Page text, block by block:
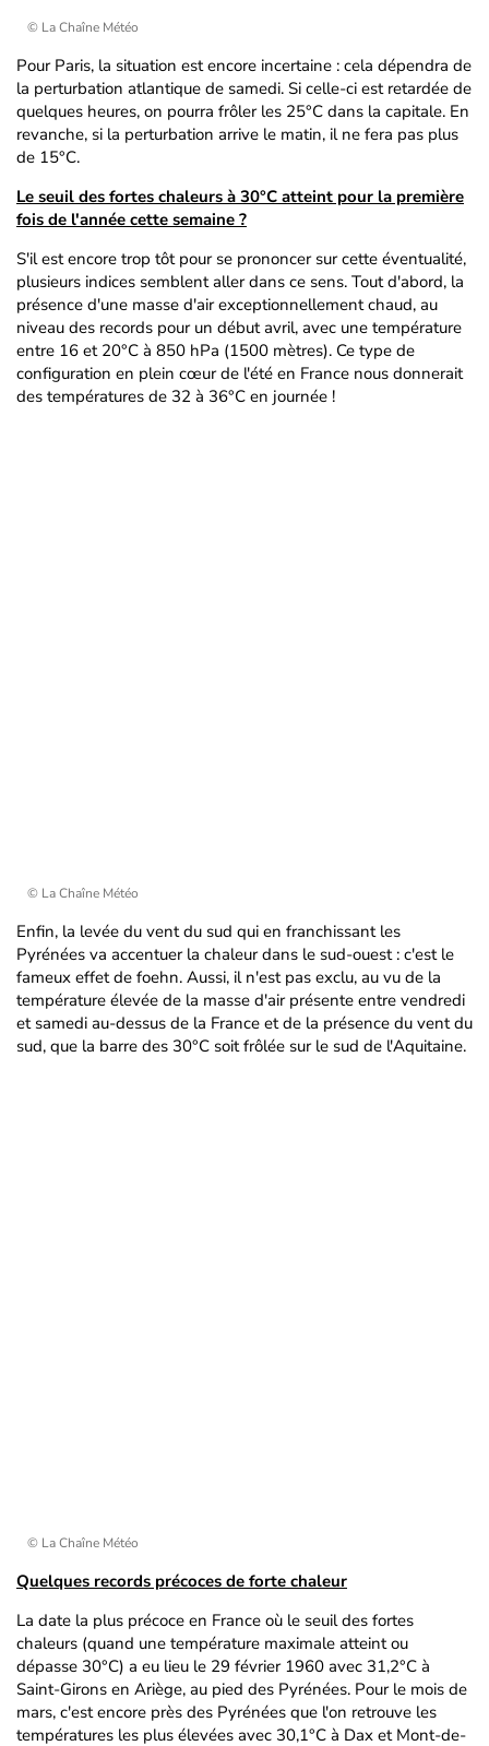
© La Chaîne Météo
Pour Paris, la situation est encore incertaine : cela dépendra de
la perturbation atlantique de samedi. Si celle-ci est retardée de
quelques heures, on pourra frôler les 25°C dans la capitale. En
revanche, si la perturbation arrive le matin, il ne fera pas plus
de 15°C.
Le seuil des fortes chaleurs à 30°C atteint pour la première
fois de l'année cette semaine ?
S'il est encore trop tôt pour se prononcer sur cette éventualité,
plusieurs indices semblent aller dans ce sens. Tout d'abord, la
présence d'une masse d'air exceptionnellement chaud, au
niveau des records pour un début avril, avec une température
entre 16 et 20°C à 850 hPa (1500 mètres). Ce type de
configuration en plein cœur de l'été en France nous donnerait
des températures de 32 à 36°C en journée !
© La Chaîne Météo
Enfin, la levée du vent du sud qui en franchissant les
Pyrénées va accentuer la chaleur dans le sud-ouest : c'est le
fameux effet de foehn. Aussi, il n'est pas exclu, au vu de la
température élevée de la masse d'air présente entre vendredi
et samedi au-dessus de la France et de la présence du vent du
sud, que la barre des 30°C soit frôlée sur le sud de l'Aquitaine.
© La Chaîne Météo
Quelques records précoces de forte chaleur
La date la plus précoce en France où le seuil des fortes
chaleurs (quand une température maximale atteint ou
dépasse 30°C) a eu lieu le 29 février 1960 avec 31,2°C à
Saint-Girons en Ariège, au pied des Pyrénées. Pour le mois de
mars, c'est encore près des Pyrénées que l'on retrouve les
températures les plus élevées avec 30,1°C à Dax et Mont-de-